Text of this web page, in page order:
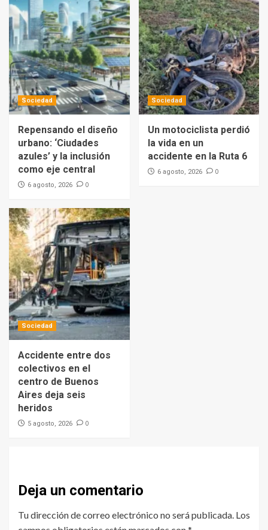
Sociedad
Repensando el diseño
urbano: ‘Ciudades
azules’ y la inclusión
como eje central
6 agosto, 2026 0
Sociedad
Un motociclista perdió
la vida en un
accidente en la Ruta 6
6 agosto, 2026 0
Sociedad
Accidente entre dos
colectivos en el
centro de Buenos
Aires deja seis
heridos
5 agosto, 2026 0
Deja un comentario
Tu dirección de correo electrónico no será publicada. Los